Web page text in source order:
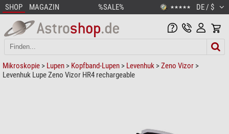
SHOP MAGAZIN %SALE% ★★★★★ DE / $
Mikroskopie > Lupen > Kopfband-Lupen > Levenhuk >Zeno Vizor >
Levenhuk Lupe Zeno Vizor HR4 rechargeable